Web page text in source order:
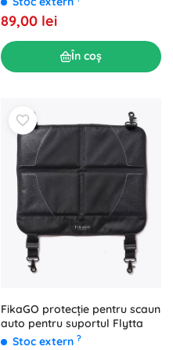
89,00 lei
În coș
FikaGO protecție pentru scaun
auto pentru suportul Flytta
Stoc extern ?